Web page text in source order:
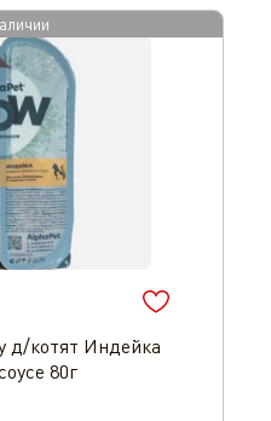
д/котят Индейка
80г